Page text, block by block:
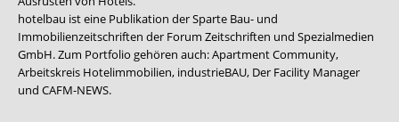
hotelbau ist eine Publikation der Sparte Bau- und
Immobilienzeitschriften der Forum Zeitschriften und Spezialmedien
GmbH. Zum Portfolio gehören auch:Apartment Community,
Arbeitskreis Hotelimmobilien, industrieBAU, Der Facility Manager
und CAFM-NEWS.